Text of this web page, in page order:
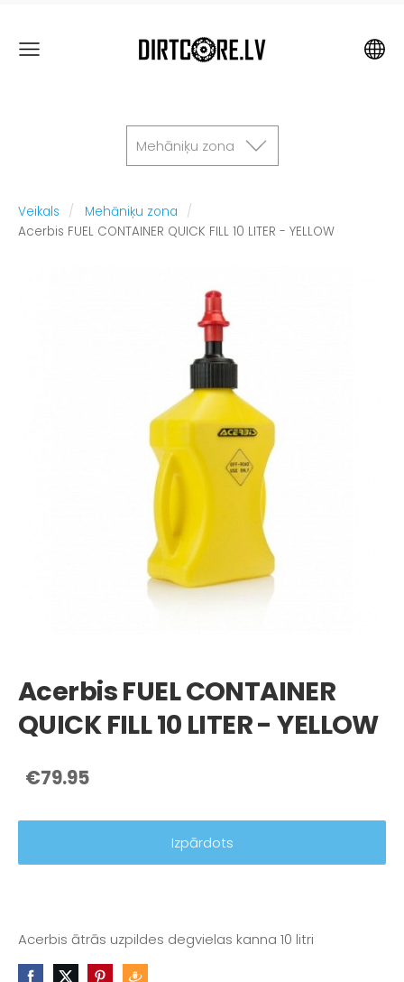
Mehāniķu zona
Veikals
Mehāniķu zona
Acerbis FUEL CONTAINER QUICK FILL 10 LITER - YELLOW
Acerbis FUEL CONTAINER
QUICK FILL 10 LITER - YELLOW
€79.95
Izpārdots
Acerbis ātrās uzpildes degvielas kanna 10 litri